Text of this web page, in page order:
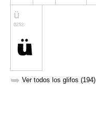
➥ Ver todos los glifos (194)